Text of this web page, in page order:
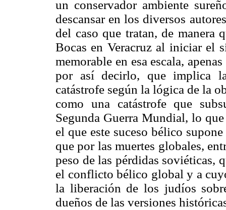
un conservador ambiente
descansar en los diversos
del caso que tratan, de
Bocas en Veracruz al iniciar el
memorable en esa escala,
por así decirlo, que implica
catástrofe según la lógica de la
como una catástrofe que
Segunda Guerra Mundial, lo
el que este suceso bélico
que por las muertes globales,
peso de las pérdidas soviéticas,
el conflicto bélico global y a
la liberación de los judíos
dueños de las versiones